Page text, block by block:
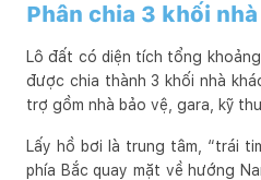
Phân chia 3 khối
Lô đất có diện tích tổng
được chia thành 3 khối nhà
trợ gồm nhà bảo vệ, gara, kỹ
Lấy hồ bơi là trung tâm, “trái
phía Bắc quay mặt về hướng